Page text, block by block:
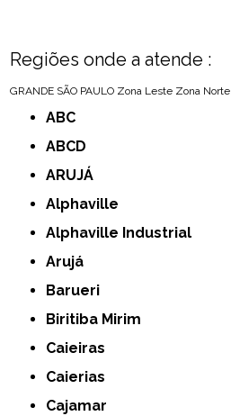
Regiões onde a atende :
GRANDE SÃO PAULO Zona Leste Zona Norte
ABC
ABCD
ARUJÁ
Alphaville
Alphaville Industrial
Arujá
Barueri
Biritiba Mirim
Caieiras
Caierias
Cajamar